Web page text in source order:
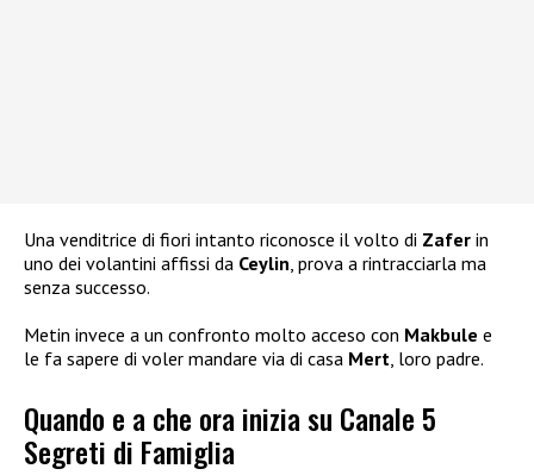
Una venditrice di fiori intanto riconosce il volto di Zafer in
uno dei volantini affissi da Ceylin , prova a rintracciarla ma
senza successo.
Metin invece a un confronto molto acceso con Makbule e
le fa sapere di voler mandare via di casa Mert , loro padre.
Quando e a che ora inizia su Canale 5
Segreti di Famiglia